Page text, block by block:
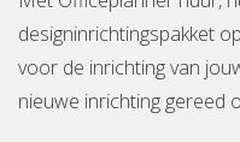
designinrichtingspakket
voor de inrichting van
nieuwe inrichting gereed